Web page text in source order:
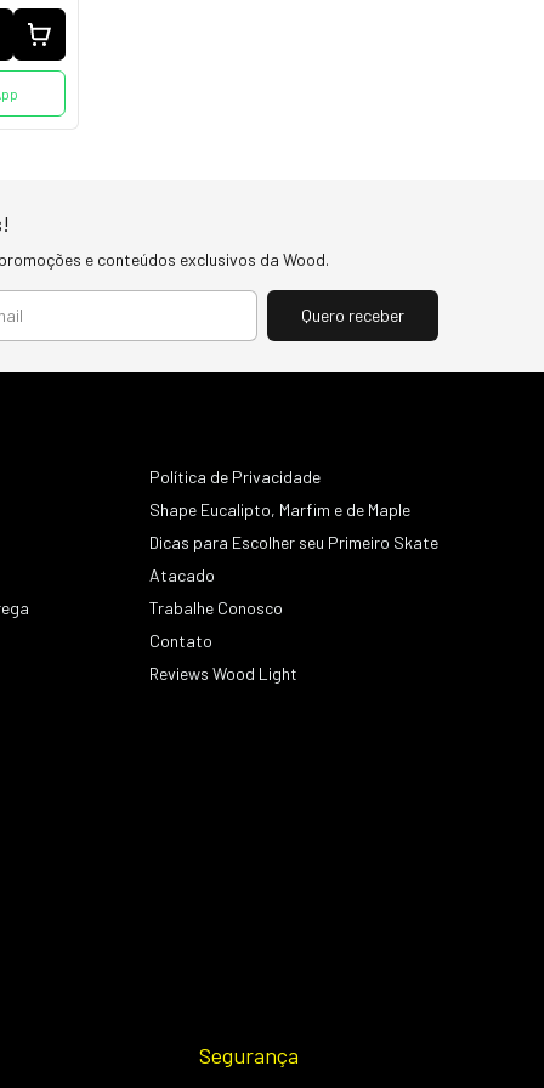
e conteúdos exclusivos da Wood.
Política de Privacidade
Shape Eucalipto, Marfim e de Maple
Dicas para Escolher seu Primeiro Skate
Atacado
Trabalhe Conosco
Contato
Reviews Wood Light
Segurança